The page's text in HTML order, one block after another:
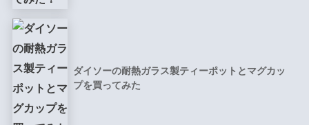
ダイソーの耐熱ガラス製ティーポットとマグカッ
プを買ってみた